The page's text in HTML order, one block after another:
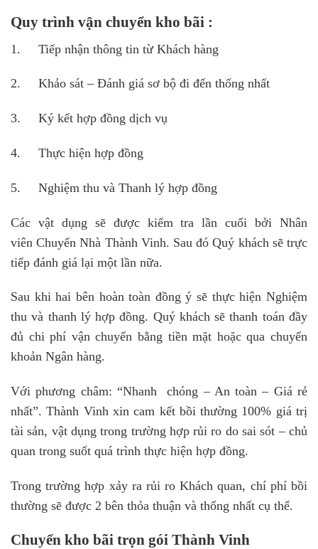
Quy trình vận chuyển kho bãi :
1. Tiếp nhận thông tin từ Khách hàng
2. Khảo sát – Đánh giá sơ bộ đi đến thống nhất
3. Ký kết hợp đồng dịch vụ
4. Thực hiện hợp đồng
5. Nghiệm thu và Thanh lý hợp đồng
Các vật dụng sẽ được kiểm tra lần cuối bởi Nhân
viên Chuyển Nhà Thành Vinh. Sau đó Quý khách sẽ trực
tiếp đánh giá lại một lần nữa.
Sau khi hai bên hoàn toàn đồng ý sẽ thực hiện Nghiệm
thu và thanh lý hợp đồng. Quý khách sẽ thanh toán đầy
đủ chi phí vận chuyển bằng tiền mặt hoặc qua chuyển
khoản Ngân hàng.
Với phương châm: “Nhanh chóng – An toàn – Giá rẻ
nhất”. Thành Vinh xin cam kết bồi thường 100% giá trị
tài sản, vật dụng trong trường hợp rủi ro do sai sót – chủ
quan trong suốt quá trình thực hiện hợp đồng.
Trong trường hợp xảy ra rủi ro Khách quan, chí phí bồi
thường sẽ được 2 bên thỏa thuận và thống nhất cụ thể.
Chuyển kho bãi trọn gói Thành Vinh